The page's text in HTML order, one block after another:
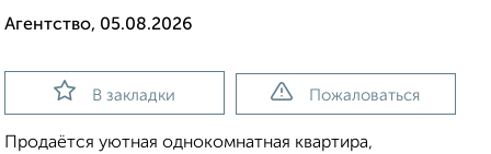
Агентство, 05.08.2026
В закладки Пожаловаться
Продаётся уютная однокомнатная квартира,